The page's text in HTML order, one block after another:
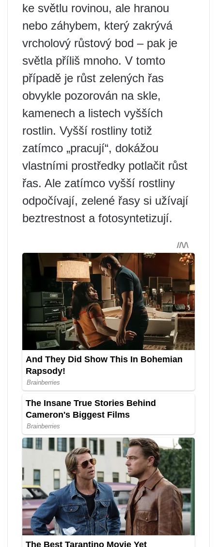
ke světlu rovinou, ale hranou
nebo záhybem, který zakrývá
vrcholový růstový bod – pak je
světla příliš mnoho. V tomto
případě je růst zelených řas
obvykle pozorován na skle,
kamenech a listech vyšších
rostlin. Vyšší rostliny totiž
zatímco „pracují“, dokážou
vlastními prostředky potlačit růst
řas. Ale zatímco vyšší rostliny
odpočívají, zelené řasy si užívají
beztrestnost a fotosyntetizují.